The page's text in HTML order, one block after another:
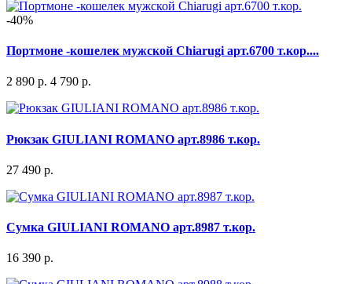
-40%
Портмоне -кошелек мужской Chiarugi арт.6700 т.кор....
2 890 р. 4 790 р.
Рюкзак GIULIANI ROMANO арт.8986 т.кор.
27 490 р.
Сумка GIULIANI ROMANO арт.8987 т.кор.
16 390 р.